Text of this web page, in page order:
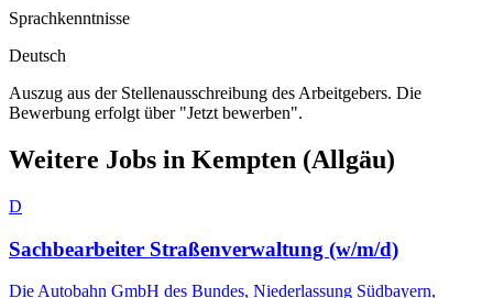
Sprachkenntnisse
Deutsch
Auszug aus der Stellenausschreibung des Arbeitgebers. Die
Bewerbung erfolgt über "Jetzt bewerben".
Weitere Jobs in Kempten (Allgäu)
D
Sachbearbeiter Straßenverwaltung (w/m/d)
Die Autobahn GmbH des Bundes, Niederlassung Südbayern,